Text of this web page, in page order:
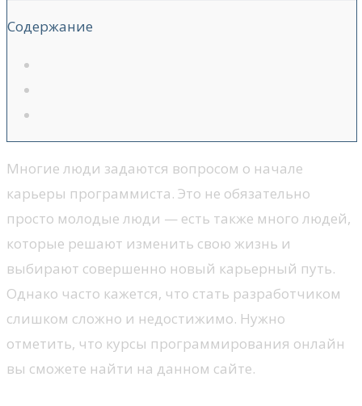
Содержание
Многие люди задаются вопросом о начале
карьеры программиста. Это не обязательно
просто молодые люди — есть также много людей,
которые решают изменить свою жизнь и
выбирают совершенно новый карьерный путь.
Однако часто кажется, что стать разработчиком
слишком сложно и недостижимо. Нужно
отметить, что курсы программирования онлайн
вы сможете найти на данном сайте.